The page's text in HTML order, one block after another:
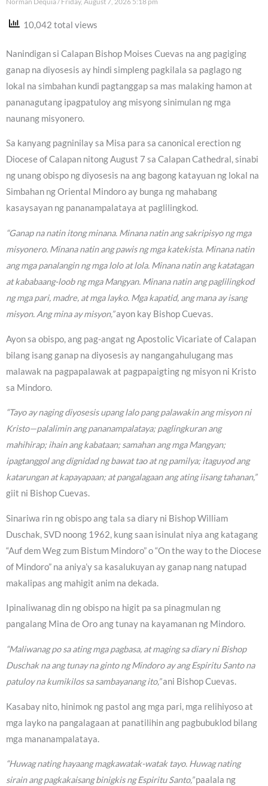
10,042 total views
Nanindigan si Calapan Bishop Moises Cuevas na ang pagiging
ganap na diyosesis ay hindi simpleng pagkilala sa paglago ng
lokal na simbahan kundi pagtanggap sa mas malaking hamon at
pananagutang ipagpatuloy ang misyong sinimulan ng mga
naunang misyonero.
Sa kanyang pagninilay sa Misa para sa canonical erection ng
Diocese of Calapan nitong August 7 sa Calapan Cathedral, sinabi
ng unang obispo ng diyosesis na ang bagong katayuan ng lokal na
Simbahan ng Oriental Mindoro ay bunga ng mahabang
kasaysayan ng pananampalataya at paglilingkod.
“Ganap na natin itong minana. Minana natin ang sakripisyo ng mga
misyonero. Minana natin ang pawis ng mga katekista. Minana natin
ang mga panalangin ng mga lolo at lola. Minana natin ang katatagan
at kababaang-loob ng mga Mangyan. Minana natin ang paglilingkod
ng mga pari, madre, at mga layko. Mga kapatid, ang mana ay isang
misyon. Ang mina ay misyon,”ayon kay Bishop Cuevas.
Ayon sa obispo, ang pag-angat ng Apostolic Vicariate of Calapan
bilang isang ganap na diyosesis ay nangangahulugang mas
malawak na pagpapalawak at pagpapaigting ng misyon ni Kristo
sa Mindoro.
“Tayo ay naging diyosesis upang lalo pang palawakin ang misyon ni
Kristo—palalimin ang pananampalataya; paglingkuran ang
mahihirap; ihain ang kabataan; samahan ang mga Mangyan;
ipagtanggol ang dignidad ng bawat tao at ng pamilya; itaguyod ang
katarungan at kapayapaan; at pangalagaan ang ating iisang tahanan,”
giit ni Bishop Cuevas.
Sinariwa rin ng obispo ang tala sa diary ni Bishop William
Duschak, SVD noong 1962, kung saan isinulat niya ang katagang
“Auf dem Weg zum Bistum Mindoro” o “On the way to the Diocese
of Mindoro” na aniya’y sa kasalukuyan ay ganap nang natupad
makalipas ang mahigit anim na dekada.
Ipinaliwanag din ng obispo na higit pa sa pinagmulan ng
pangalang Mina de Oro ang tunay na kayamanan ng Mindoro.
“Maliwanag po sa ating mga pagbasa, at maging sa diary ni Bishop
Duschak na ang tunay na ginto ng Mindoro ay ang Espiritu Santo na
patuloy na kumikilos sa sambayanang ito,”ani Bishop Cuevas.
Kasabay nito, hinimok ng pastol ang mga pari, mga relihiyoso at
mga layko na pangalagaan at panatilihin ang pagbubuklod bilang
mga mananampalataya.
“Huwag nating hayaang magkawatak-watak tayo. Huwag nating
sirain ang pagkakaisang binigkis ng Espiritu Santo,”paalala ng